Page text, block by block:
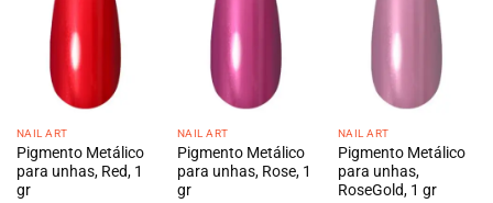
NAIL ART
Pigmento Metálico
para unhas, Red, 1
gr
NAIL ART
Pigmento Metálico
para unhas, Rose, 1
gr
NAIL ART
Pigmento Metálico
para unhas,
RoseGold, 1 gr